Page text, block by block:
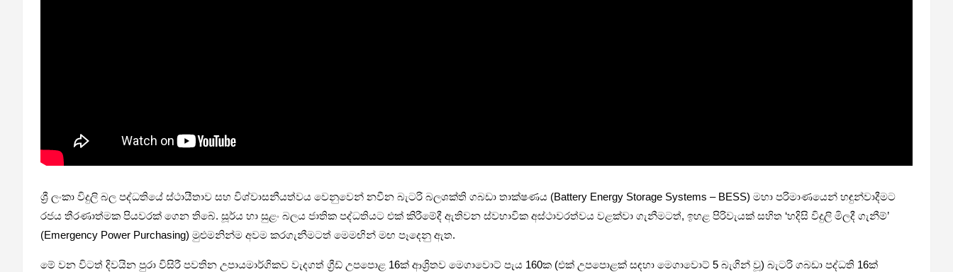
ශ්‍රී ලංකා විදුලි බල පද්ධතියේ ස්ථායීතාව සහ විශ්වාසනීයත්වය වෙනුවෙන් නවීන බැටරි බලශක්ති ගබඩා තාක්ෂණය (Battery Energy Storage Systems – BESS) මහා පරිමාණයෙන් හඳුන්වාදීමට
රජය තීරණාත්මක පියවරක් ගෙන තිබේ. සූර්ය හා සුළං බලය ජාතික පද්ධතියට එක් කිරීමේදී ඇතිවන ස්වභාවික අස්ථාවරත්වය වළක්වා ගැනීමටත්, ඉහළ පිරිවැයක් සහිත ‘හදිසි විදුලි මිලදී ගැනීම්’
(Emergency Power Purchasing) මුළුමනින්ම අවම කරගැනීමටත් මෙමඟින් මඟ පෑදෙනු ඇත.
මේ වන විටත් දිවයින පුරා විසිරී පවතින උපායමාර්ගිකව වැදගත් ග්‍රීඩ් උපපොළ 16ක් ආශ්‍රිතව මෙගාවොට් පැය 160ක (එක් උපපොළක් සඳහා මෙගාවොට් 5 බැගින් වූ) බැටරි ගබඩා පද්ධති 16ක්